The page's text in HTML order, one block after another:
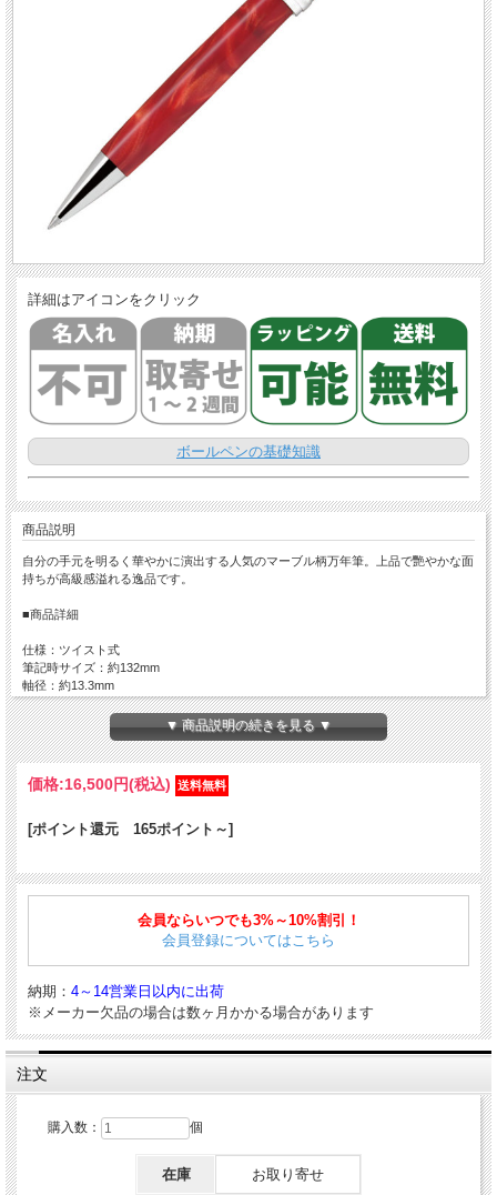
詳細はアイコンをクリック
ボールペンの基礎知識
商品説明
自分の手元を明るく華やかに演出する人気のマーブル柄万年筆。上品で艷やかな面
持ちが高級感溢れる逸品です。
■商品詳細
仕様：ツイスト式
筆記時サイズ：約132mm
軸径：約13.3mm
重量：27g
ボディ：樹脂
■対応する消耗品はこちら
アクロインキ ボールペン替芯 BRFN｜
▼ 商品説明の続きを見る ▼
価格:16,500円(税込)
[ポイント還元 165ポイント～]
会員ならいつでも3%～10%割引！
会員登録についてはこちら
納期： 4～14営業日以内に出荷
※メーカー欠品の場合は数ヶ月かかる場合があります
注文
購入数： 個
在庫 お取り寄せ